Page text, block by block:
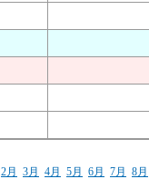
2月 3月 4月 5月 6月 7月 8月